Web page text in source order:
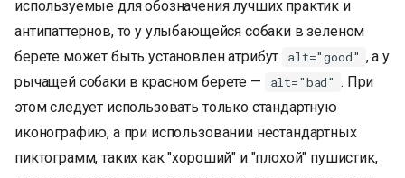
используемые для обозначения лучших практик и
антипаттернов, то у улыбающейся собаки в зеленом
берете может быть установлен атрибут
alt="good" , а у
рычащей собаки в красном берете —
alt="bad" . При
этом следует использовать только стандартную
иконографию, а при использовании нестандартных
пиктограмм, таких как "хороший" и "плохой" пушистик,